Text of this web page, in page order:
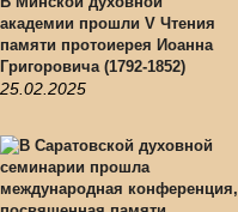
академии прошли V Чтения
памяти протоиерея Иоанна
Григоровича (1792-1852)
25.02.2025